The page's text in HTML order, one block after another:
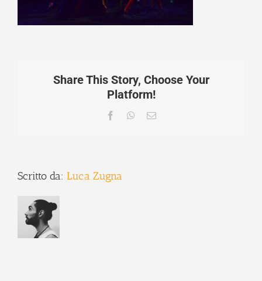
Share This Story, Choose Your
Platform!
FacebookWhatsApp
Email
Scritto da: Luca Zugna